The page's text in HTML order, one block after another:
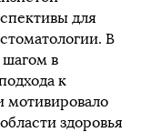
для
В
в
к
мотивировало
здоровья